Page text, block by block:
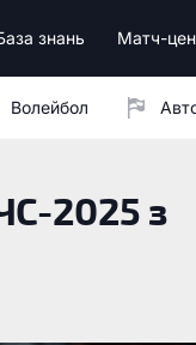
знань Матч-
Волейбол
2025 з